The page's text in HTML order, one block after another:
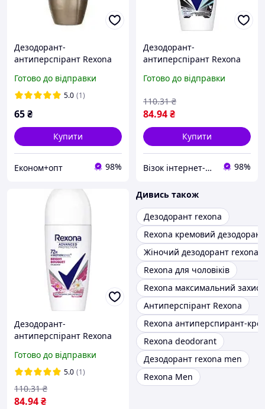
Дезодорант-
антиперспірант Rexona
Готово до відправки
5.0 (1)
65₴
Купити
Економ+опт 98%
Дезодорант-
антиперспірант Rexona
(59099239)
Готово до відправки
84.94₴
110.31 ₴
Купити
Візок інтернет-магазин 98%
Дезодорант-
антиперспірант Rexona
(8710847860836/59095538)
Готово до відправки
5.0 (1)
84.94₴
110.31 ₴
Дивись також
Дезодорант rexona
Rexona кремовий дезодорант
Жіночий дезодорант rexona
Rexona для чоловіків
Rexona максимальний захист
Антиперспірант Rexona
Rexona антиперспирант-
Rexona deodorant
Дезодорант rexona men
Rexona Men